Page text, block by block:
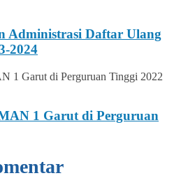
Administrasi Daftar Ulang
2024
1 Garut di Perguruan